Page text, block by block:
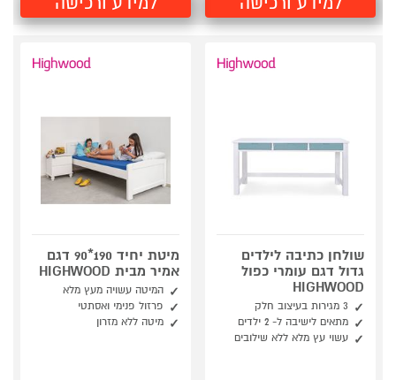
שולחן כתיבה לילדים
גדול דגם עומרי כפול
HIGHWOOD
3 מגירות בעיצוב חלק
מתאים לישיבה ל- 2 ילדים
עשוי עץ מלא ללא שילובים
מיטת יחיד 190*90 דגם
אמיר מבית HIGHWOOD
המיטה עשויה מעץ מלא
פרזול פנימי ואסתטי
מיטה ללא מזרון